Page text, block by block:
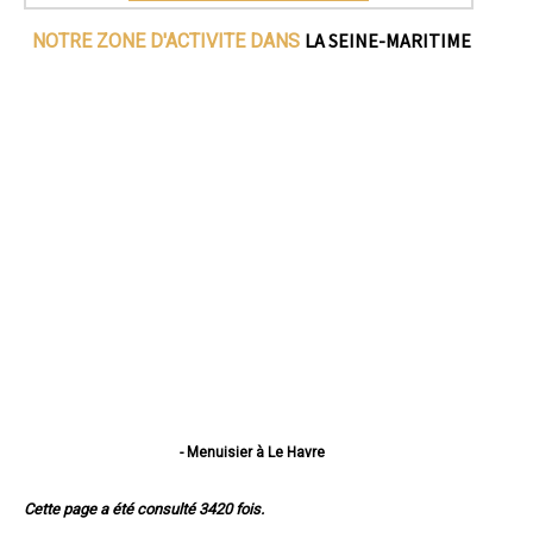
NOTRE ZONE D'ACTIVITE DANS LA SEINE-MARITIME
- Menuisier à Le Havre
- Menuisier à Sotteville-lès-Rouen
Cette page a été consulté 3420 fois.